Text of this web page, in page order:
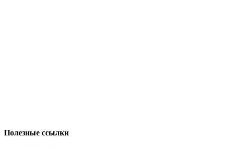
Полезные ссылки